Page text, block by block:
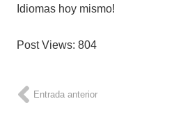
Idiomas hoy mismo!
Post Views: 804
Entrada anterior